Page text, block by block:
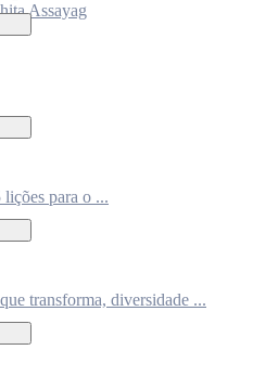
Assayag
para o ...
transforma, diversidade ...